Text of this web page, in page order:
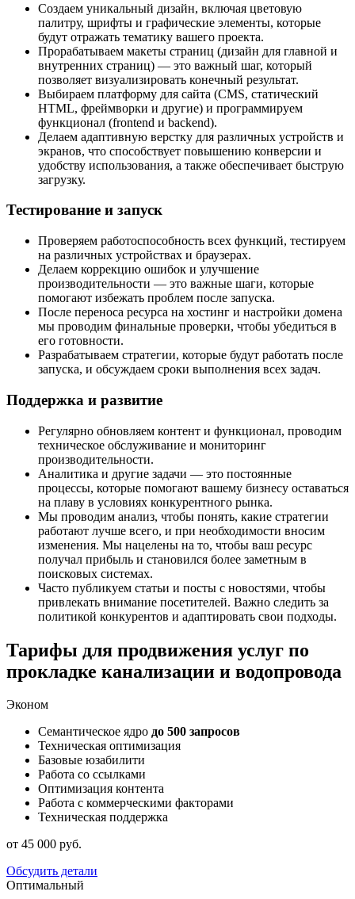
Создаем уникальный дизайн, включая цветовую
палитру, шрифты и графические элементы, которые
будут отражать тематику вашего проекта.
Прорабатываем макеты страниц (дизайн для главной и
внутренних страниц) — это важный шаг, который
позволяет визуализировать конечный результат.
Выбираем платформу для сайта (CMS, статический
HTML, фреймворки и другие) и программируем
функционал (frontend и backend).
Делаем адаптивную верстку для различных устройств и
экранов, что способствует повышению конверсии и
удобству использования, а также обеспечивает быструю
загрузку.
Тестирование и запуск
Проверяем работоспособность всех функций, тестируем
на различных устройствах и браузерах.
Делаем коррекцию ошибок и улучшение
производительности — это важные шаги, которые
помогают избежать проблем после запуска.
После переноса ресурса на хостинг и настройки домена
мы проводим финальные проверки, чтобы убедиться в
его готовности.
Разрабатываем стратегии, которые будут работать после
запуска, и обсуждаем сроки выполнения всех задач.
Поддержка и развитие
Регулярно обновляем контент и функционал, проводим
техническое обслуживание и мониторинг
производительности.
Аналитика и другие задачи — это постоянные
процессы, которые помогают вашему бизнесу оставаться
на плаву в условиях конкурентного рынка.
Мы проводим анализ, чтобы понять, какие стратегии
работают лучше всего, и при необходимости вносим
изменения. Мы нацелены на то, чтобы ваш ресурс
получал прибыль и становился более заметным в
поисковых системах.
Часто публикуем статьи и посты с новостями, чтобы
привлекать внимание посетителей. Важно следить за
политикой конкурентов и адаптировать свои подходы.
Тарифы для продвижения услуг по
прокладке канализации и водопровода
Эконом
Семантическое ядро до 500 запросов
Техническая оптимизация
Базовые юзабилити
Работа со ссылками
Оптимизация контента
Работа с коммерческими факторами
Техническая поддержка
от 45 000 руб.
Обсудить детали
Оптимальный